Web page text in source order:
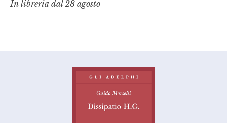
In libreria dal 28 agosto